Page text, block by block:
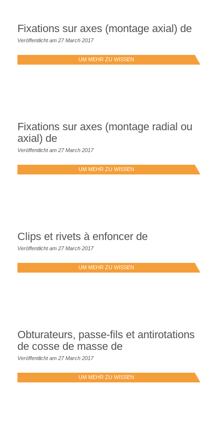
Fixations sur axes (montage axial) de
Veröffentlicht am 27 March 2017
UM MEHR ZU WISSEN
Fixations sur axes (montage radial ou
axial) de
Veröffentlicht am 27 March 2017
UM MEHR ZU WISSEN
Clips et rivets à enfoncer de
Veröffentlicht am 27 March 2017
UM MEHR ZU WISSEN
Obturateurs, passe-fils et antirotations
de cosse de masse de
Veröffentlicht am 27 March 2017
UM MEHR ZU WISSEN